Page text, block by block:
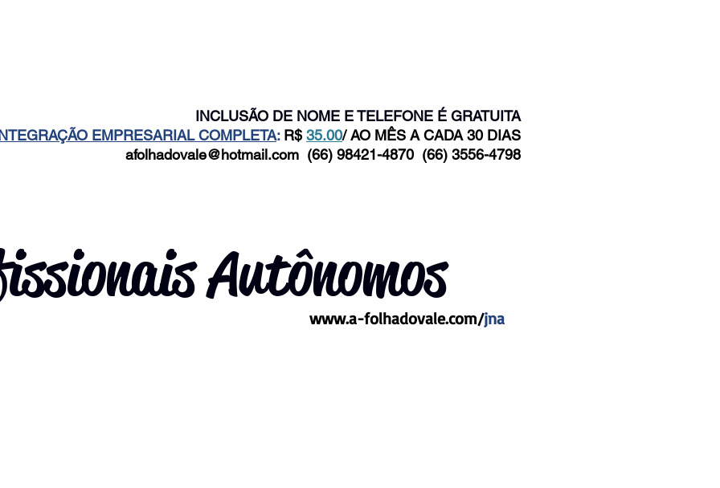
www.a-folhadovale.com/jna
Autônomos
INCLUSÃO DE NOME E TELEFONE É GRATUITA
EMPRESARIAL COMPLETA: R$ 35.00/ AO MÊS A CADA 30 DIAS
afolhadovale@hotmail.com (66) 98421-4870 (66) 3556-4798